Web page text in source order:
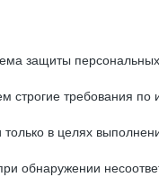
защиты
строгие требования
в целях